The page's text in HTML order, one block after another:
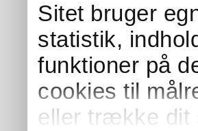
Sitet bruger
statistik,
funktioner på
cookies til
eller trække dit